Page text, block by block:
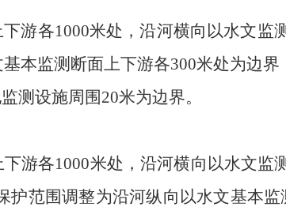
游各1000米处，沿河横向以水文监
本监测断面上下游各300米处为边界
测设施周围20米为边界。
游各1000米处，沿河横向以水文监
护范围调整为沿河纵向以水文基本